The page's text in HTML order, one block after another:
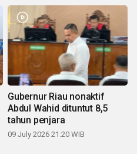
Gubernur Riau nonaktif
Abdul Wahid dituntut 8,5
tahun penjara
09 July 2026 21:20 WIB